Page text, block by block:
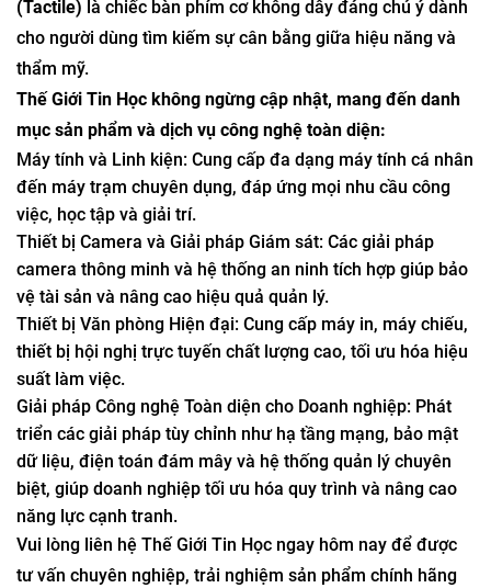
(Tactile) là chiếc bàn phím cơ không dây đáng chú ý dành
cho người dùng tìm kiếm sự cân bằng giữa hiệu năng và
thẩm mỹ.
Thế Giới Tin Học không ngừng cập nhật, mang đến danh
mục sản phẩm và dịch vụ công nghệ toàn diện:
Máy tính và Linh kiện: Cung cấp đa dạng máy tính cá nhân
đến máy trạm chuyên dụng, đáp ứng mọi nhu cầu công
việc, học tập và giải trí.
Thiết bị Camera và Giải pháp Giám sát: Các giải pháp
camera thông minh và hệ thống an ninh tích hợp giúp bảo
vệ tài sản và nâng cao hiệu quả quản lý.
Thiết bị Văn phòng Hiện đại: Cung cấp máy in, máy chiếu,
thiết bị hội nghị trực tuyến chất lượng cao, tối ưu hóa hiệu
suất làm việc.
Giải pháp Công nghệ Toàn diện cho Doanh nghiệp: Phát
triển các giải pháp tùy chỉnh như hạ tầng mạng, bảo mật
dữ liệu, điện toán đám mây và hệ thống quản lý chuyên
biệt, giúp doanh nghiệp tối ưu hóa quy trình và nâng cao
năng lực cạnh tranh.
Vui lòng liên hệ Thế Giới Tin Học ngay hôm nay để được
tư vấn chuyên nghiệp, trải nghiệm sản phẩm chính hãng